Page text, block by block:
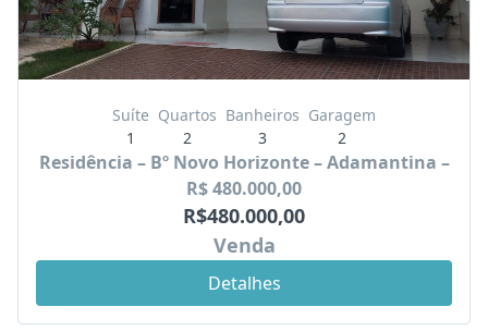
Suíte
1
Quartos
2
Banheiros
3
Garagem
2
Residência – Bº Novo Horizonte – Adamantina –
R$ 480.000,00
R$480.000,00
Venda
Detalhes